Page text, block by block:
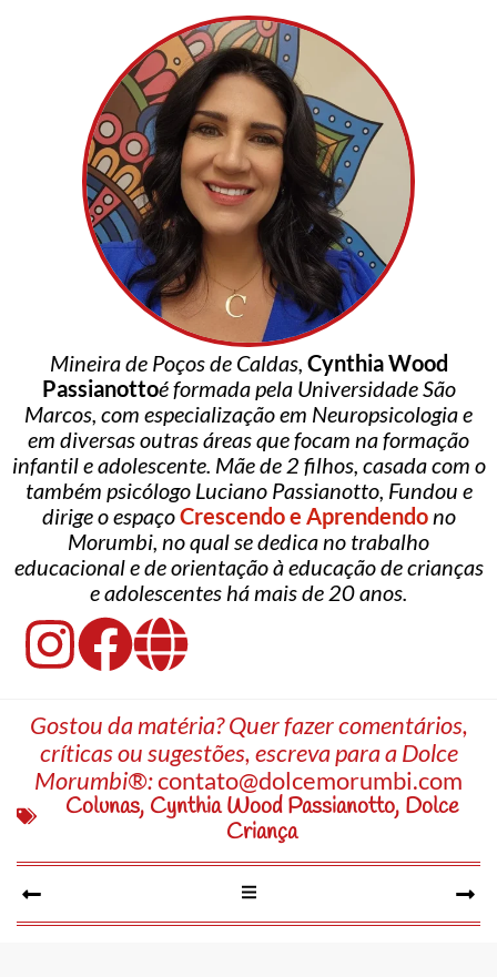
Mineira de Poços de Caldas, Cynthia Wood
Passianottoé formada pela Universidade São
Marcos, com especialização em Neuropsicologia e
em diversas outras áreas que focam na formação
infantil e adolescente. Mãe de 2 filhos, casada com o
também psicólogo Luciano Passianotto, Fundou e
dirige o espaçoCrescendo e Aprendendono
Morumbi, no qual se dedica no trabalho
educacional e de orientação à educação de crianças
e adolescentes há mais de 20 anos.
Gostou da matéria? Quer fazer comentários,
críticas ou sugestões, escreva para a Dolce
Morumbi®:contato@dolcemorumbi.com
Colunas, Cynthia Wood Passianotto, Dolce
Criança